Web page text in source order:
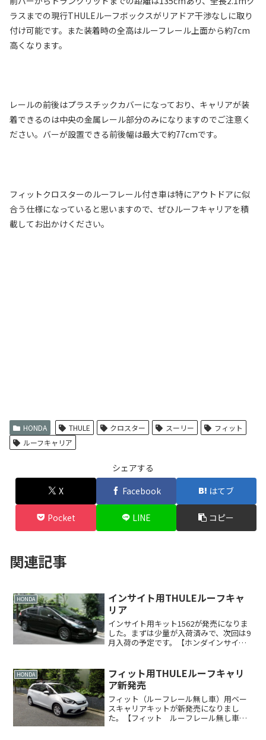
ラスまでの現行THULEルーフボックスがリアドア干渉なしに取り
付け可能です。また装着時の全高はルーフレール上面から約7cm
高くなります。
レールの前後はプラスチックカバーになっており、キャリアが装
着できるのは中央の金属レール部分のみになりますのでご注意く
ださい。バーが設置できる前後幅は最大で約77cmです。
フィットクロスターのルーフレール付き車は特にアウトドアに似
合う仕様になっていると思いますので、ぜひルーフキャリアを積
載してお出かけください。
HONDA THULE クロスター スーリー
フィット
ルーフキャリア
シェアする
X
Facebook はてブ
Pocket LINE コピー
関連記事
HONDA
インサイト用THULEルーフキャ
リア
インサイト用キット1562が発売になりま
した。まずは少量が入荷済みで、次回は9
月入荷の予定です。【ホンダインサイト
26,250円※エアロバーTH...
HONDA
フィット用THULEルーフキャリ
ア新発売
フィット（ルーフレール無し車）用ベー
スキャリアキットが新発売になりまし
た。【フィット ルーフレール無し車